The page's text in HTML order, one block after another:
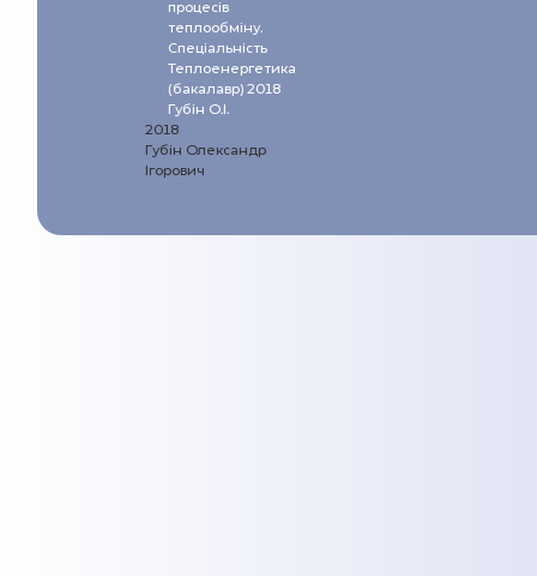
процесів
теплообміну.
Спеціальність
Теплоенергетика
(бакалавр) 2018
Губін О.І.
2018
Губін Олександр
Ігорович